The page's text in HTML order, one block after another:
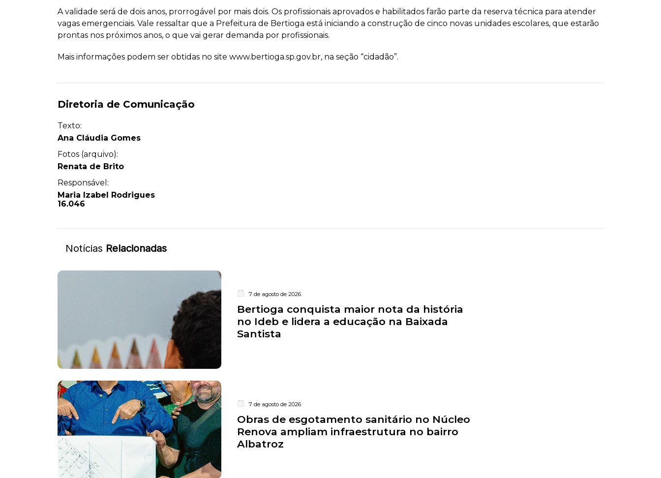
A validade será de dois anos, prorrogável por mais dois. Os profissionais aprovados e habilitados farão parte da reserva técnica para atender
vagas emergenciais. Vale ressaltar que a Prefeitura de Bertioga está iniciando a construção de cinco novas unidades escolares, que estarão
prontas nos próximos anos, o que vai gerar demanda por profissionais.
Mais informações podem ser obtidas no site www.bertioga.sp.gov.br, na seção “cidadão”.
Diretoria de Comunicação
Texto:
Ana Cláudia Gomes
Fotos (arquivo):
Renata de Brito
Responsável:
Maria Izabel Rodrigues
16.046
Notícias Relacionadas
7 de agosto de 2026
Bertioga conquista maior nota da história
no Ideb e lidera a educação na Baixada
Santista
7 de agosto de 2026
Obras de esgotamento sanitário no Núcleo
Renova ampliam infraestrutura no bairro
Albatroz